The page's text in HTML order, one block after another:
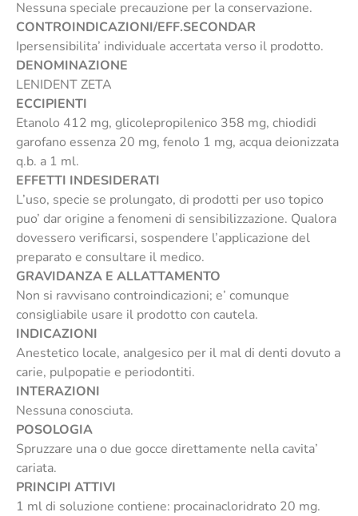
Nessuna speciale precauzione per la conservazione.
CONTROINDICAZIONI/EFF.SECONDAR
Ipersensibilita’ individuale accertata verso il prodotto.
DENOMINAZIONE
LENIDENT ZETA
ECCIPIENTI
Etanolo 412 mg, glicolepropilenico 358 mg, chiodidi
garofano essenza 20 mg, fenolo 1 mg, acqua deionizzata
q.b. a 1 ml.
EFFETTI INDESIDERATI
L’uso, specie se prolungato, di prodotti per uso topico
puo’ dar origine a fenomeni di sensibilizzazione. Qualora
dovessero verificarsi, sospendere l’applicazione del
preparato e consultare il medico.
GRAVIDANZA E ALLATTAMENTO
Non si ravvisano controindicazioni; e’ comunque
consigliabile usare il prodotto con cautela.
INDICAZIONI
Anestetico locale, analgesico per il mal di denti dovuto a
carie, pulpopatie e periodontiti.
INTERAZIONI
Nessuna conosciuta.
POSOLOGIA
Spruzzare una o due gocce direttamente nella cavita’
cariata.
PRINCIPI ATTIVI
1 ml di soluzione contiene: procainacloridrato 20 mg.